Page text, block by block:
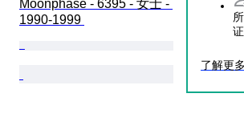
证
了解更多
Moonphase - 6395 - 女士 -
1990-1999